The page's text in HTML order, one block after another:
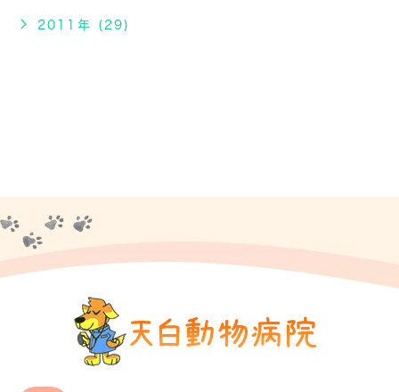
2011年 (29)